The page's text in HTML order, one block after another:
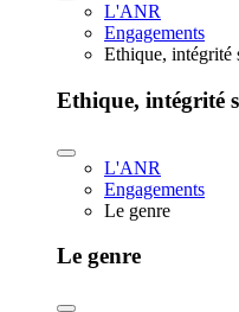
L'ANR
Engagements
Ethique, intégrité
Ethique, intégrité
L'ANR
Engagements
Le genre
Le genre